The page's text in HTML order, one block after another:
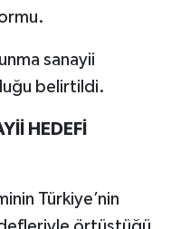
sanayii
belirtildi.
HEDEFİ
Türkiye’nin